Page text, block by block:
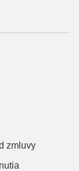
zmluvy